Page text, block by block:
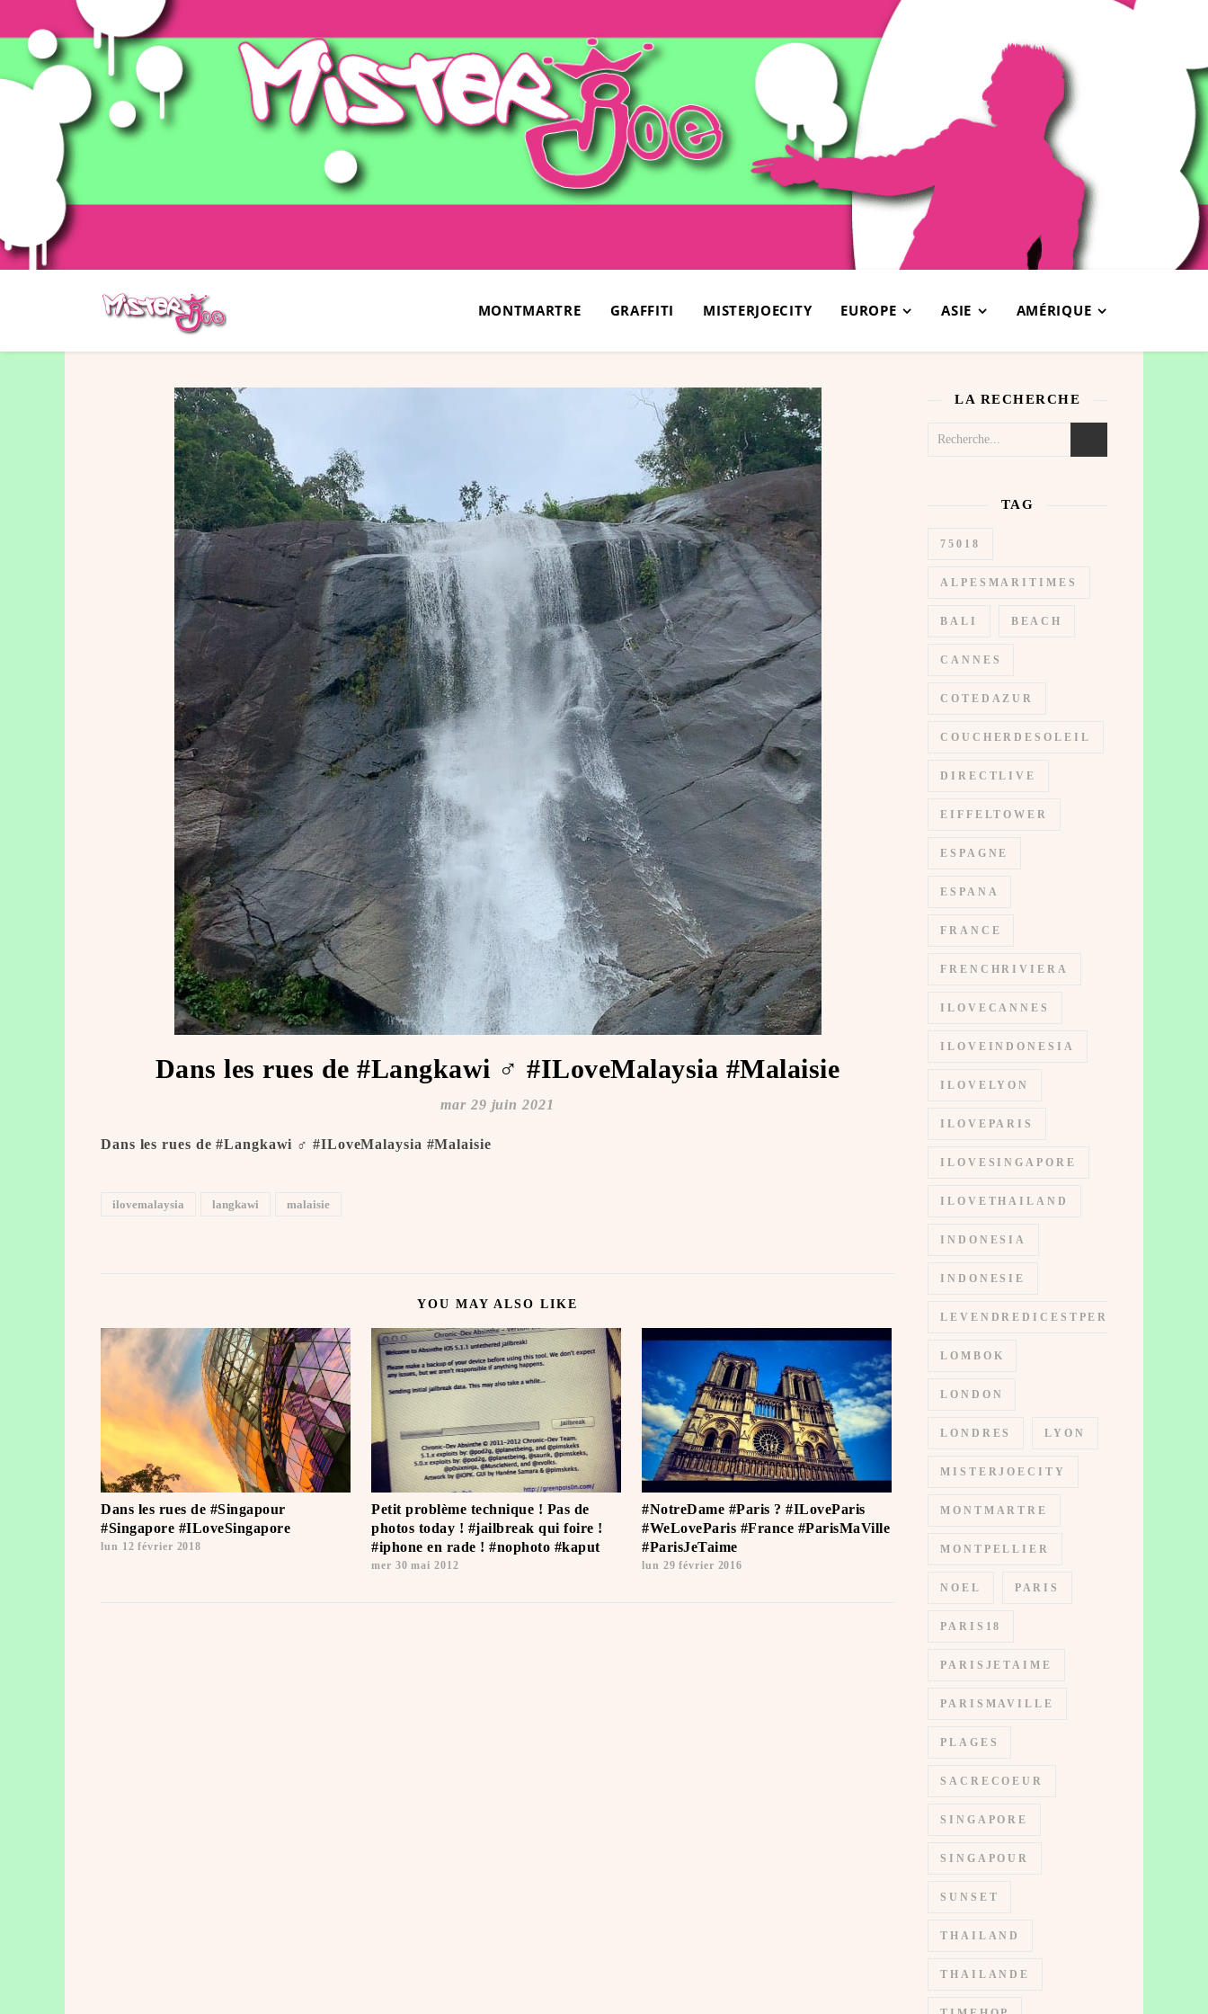
MONTMARTRE GRAFFITI MISTERJOECITY EUROPE ASIE AMÉRIQUE
Dans les rues de #Langkawi ️️‍♂️ #ILoveMalaysia #Malaisie
mar 29 juin 2021
Dans les rues de #Langkawi ️️‍♂️ #ILoveMalaysia #Malaisie
ilovemalaysia langkawi malaisie
YOU MAY ALSO LIKE
Dans les rues de #Singapour ️
#Singapore #ILoveSingapore ️
lun 12 février 2018
Petit problème technique ! Pas de
photos today ! #jailbreak qui foire !
#iphone en rade ! #nophoto #kaput
mer 30 mai 2012
#NotreDame #Paris ? #ILoveParis
#WeLoveParis #France #ParisMaVille
#ParisJeTaime ️
lun 29 février 2016
LA RECHERCHE
TAG
75018
ALPESMARITIMES
BALI BEACH
CANNES
COTEDAZUR
COUCHERDESOLEIL
DIRECTLIVE
EIFFELTOWER
ESPAGNE
ESPANA
FRANCE
FRENCHRIVIERA
ILOVECANNES
ILOVEINDONESIA
ILOVELYON
ILOVEPARIS
ILOVESINGAPORE
ILOVETHAILAND
INDONESIA
INDONESIE
LEVENDREDICESTPERMIS
LOMBOK
LONDON
LONDRES LYON
MISTERJOECITY
MONTMARTRE
MONTPELLIER
NOEL PARIS
PARIS18
PARISJETAIME
PARISMAVILLE
PLAGES
SACRECOEUR
SINGAPORE
SINGAPOUR
SUNSET
THAILAND
THAILANDE